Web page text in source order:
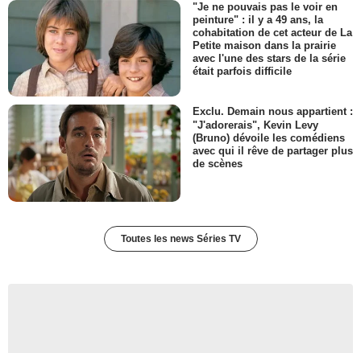
"Je ne pouvais pas le voir en
peinture" : il y a 49 ans, la
cohabitation de cet acteur de La
Petite maison dans la prairie
avec l'une des stars de la série
était parfois difficile
Exclu. Demain nous appartient :
"J'adorerais", Kevin Levy
(Bruno) dévoile les comédiens
avec qui il rêve de partager plus
de scènes
Toutes les news Séries TV